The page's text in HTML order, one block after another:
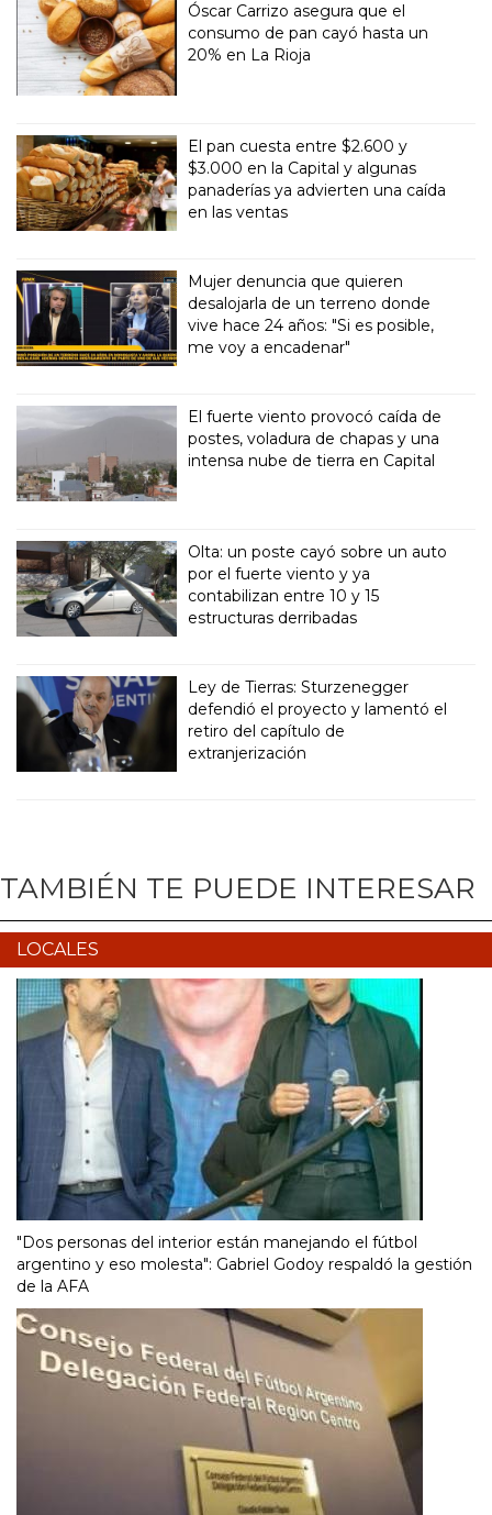
Óscar Carrizo asegura que el
consumo de pan cayó hasta un
20% en La Rioja
El pan cuesta entre $2.600 y
$3.000 en la Capital y algunas
panaderías ya advierten una caída
en las ventas
Mujer denuncia que quieren
desalojarla de un terreno donde
vive hace 24 años: "Si es posible,
me voy a encadenar"
El fuerte viento provocó caída de
postes, voladura de chapas y una
intensa nube de tierra en Capital
Olta: un poste cayó sobre un auto
por el fuerte viento y ya
contabilizan entre 10 y 15
estructuras derribadas
Ley de Tierras: Sturzenegger
defendió el proyecto y lamentó el
retiro del capítulo de
extranjerización
TAMBIÉN TE PUEDE INTERESAR
LOCALES
"Dos personas del interior están manejando el fútbol
argentino y eso molesta": Gabriel Godoy respaldó la gestión
de la AFA